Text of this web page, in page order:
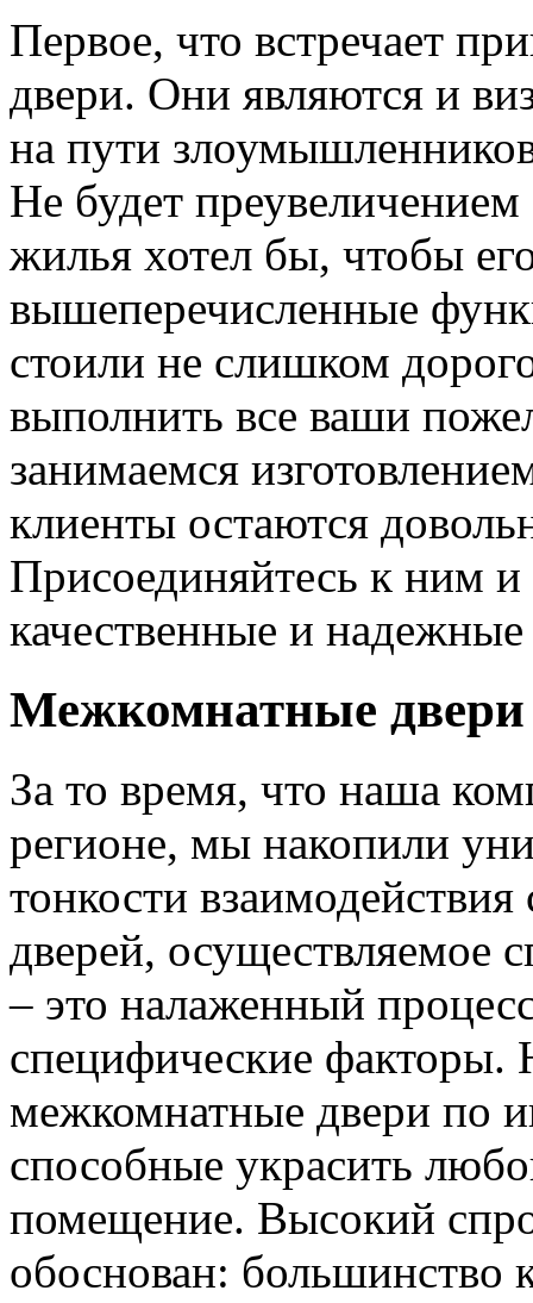
Первое, что встречает
двери. Они являются и
на пути
Не будет
жилья хотел бы, чтобы
вышеперечисленные
стоили не слишком
выполнить все ваши
занимаемся
клиенты остаются
Присоединяйтесь к ним
качественные и
Межкомнатные двери
За то время, что наша
регионе, мы накопили
тонкости
дверей, осуществляемое
– это налаженный
специфические
межкомнатные двери по
способные украсить
помещение. Высокий
обоснован: большинство